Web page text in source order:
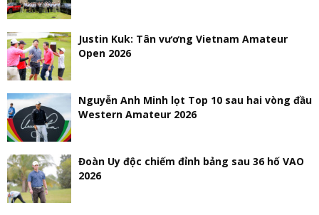
Justin Kuk: Tân vương Vietnam Amateur
Open 2026
Nguyễn Anh Minh lọt Top 10 sau hai vòng đầu
Western Amateur 2026
Đoàn Uy độc chiếm đỉnh bảng sau 36 hố VAO
2026